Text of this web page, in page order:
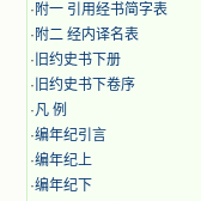
· 附一 引用经书简字表
· 附二 经内译名表
· 旧约史书下册
· 旧约史书下卷序
·凡 例
·编年纪引言
·编年纪上
·编年纪下